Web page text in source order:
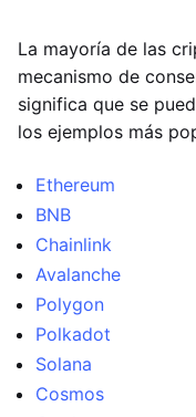
La mayoría de las
mecanismo de
significa que se
los ejemplos más
Ethereum
BNB
Chainlink
Avalanche
Polygon
Polkadot
Solana
Cosmos